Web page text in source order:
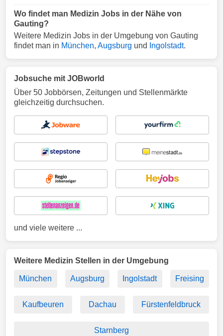
Wo findet man Medizin Jobs in der Nähe von
Gauting?
Weitere Medizin Jobs in der Umgebung von Gauting
findet man in München, Augsburg und Ingolstadt.
Jobsuche mit JOBworld
Über 50 Jobbörsen, Zeitungen und Stellenmärkte
gleichzeitig durchsuchen.
und viele weitere ...
Weitere Medizin Stellen in der Umgebung
München Augsburg Ingolstadt Freising
Kaufbeuren Dachau Fürstenfeldbruck
Starnberg